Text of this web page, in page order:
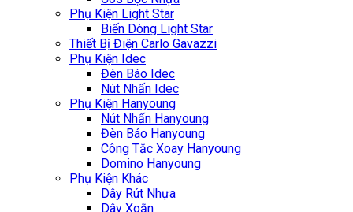
Phụ Kiện Light Star
Biến Dòng Light Star
Thiết Bị Điện Carlo Gavazzi
Phụ Kiện Idec
Đèn Báo Idec
Nút Nhấn Idec
Phụ Kiện Hanyoung
Nút Nhấn Hanyoung
Đèn Báo Hanyoung
Công Tắc Xoay Hanyoung
Domino Hanyoung
Phụ Kiện Khác
Dây Rút Nhựa
Dây Xoắn